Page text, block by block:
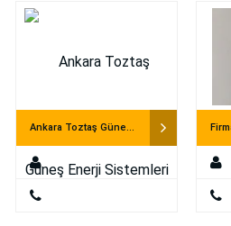
Mahkemesine dava açılamaz. Ayrıca
göre yürürlüğe […]
Ankara Toztaş Güneş Enerji Sistemleri